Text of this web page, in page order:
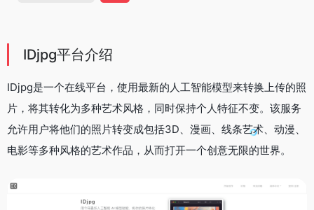
IDjpg平台介绍
IDjpg是一个在线平台，使用最新的人工智能模型来转换上传的照
片，将其转化为多种艺术风格，同时保持个人特征不变。该服务
允许用户将他们的照片转变成包括3D、漫画、线条艺术、动漫、
电影等多种风格的艺术作品，从而打开一个创意无限的世界。